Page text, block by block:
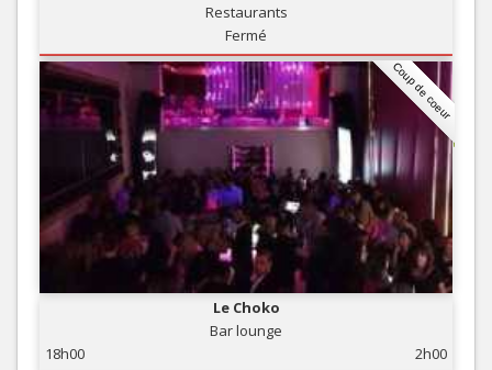
Restaurants
Fermé
Coup de coeur
Le Choko
Bar lounge
18h00
2h00